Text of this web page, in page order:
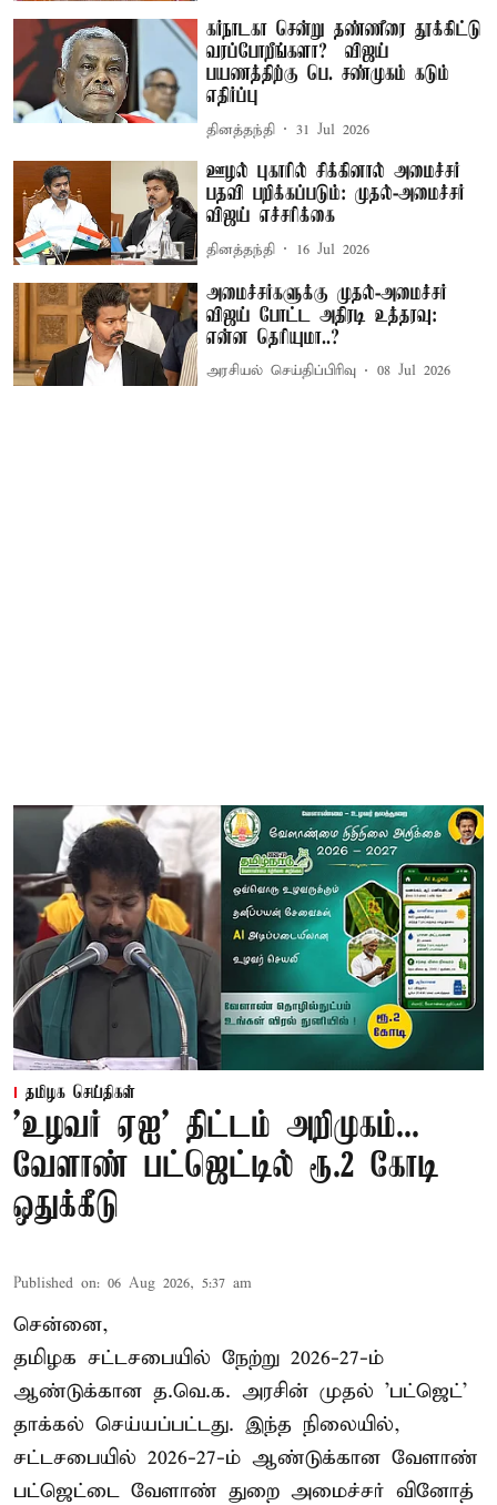
கர்நாடகா சென்று தண்ணீரை தூக்கிட்டு
வரப்போறீங்களா? – விஜய்
பயணத்திற்கு பெ. சண்முகம் கடும்
எதிர்ப்பு
தினத்தந்தி 31 Jul 2026
ஊழல் புகாரில் சிக்கினால் அமைச்சர்
பதவி பறிக்கப்படும்: முதல்-அமைச்சர்
விஜய் எச்சரிக்கை
தினத்தந்தி 16 Jul 2026
அமைச்சர்களுக்கு முதல்-அமைச்சர்
விஜய் போட்ட அதிரடி உத்தரவு:
என்ன தெரியுமா..?
அரசியல் செய்திப்பிரிவு 08 Jul 2026
தமிழக செய்திகள்
'உழவர் ஏஐ' திட்டம் அறிமுகம்...
வேளாண் பட்ஜெட்டில் ரூ.2 கோடி
ஒதுக்கீடு
Published on: 06 Aug 2026, 5:37 am
சென்னை,
தமிழக சட்டசபையில் நேற்று 2026-27-ம்
ஆண்டுக்கான த.வெ.க. அரசின் முதல் 'பட்ஜெட்'
தாக்கல் செய்யப்பட்டது. இந்த நிலையில்,
சட்டசபையில் 2026-27-ம் ஆண்டுக்கான வேளாண்
பட்ஜெட்டை வேளாண் துறை அமைச்சர் வினோத்